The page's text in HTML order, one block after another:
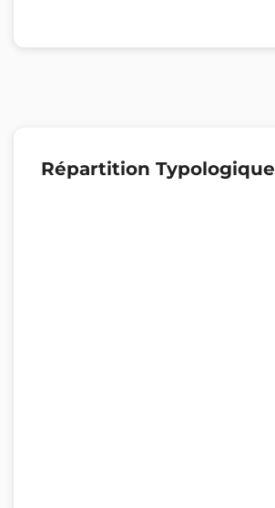
Répartition Typologique